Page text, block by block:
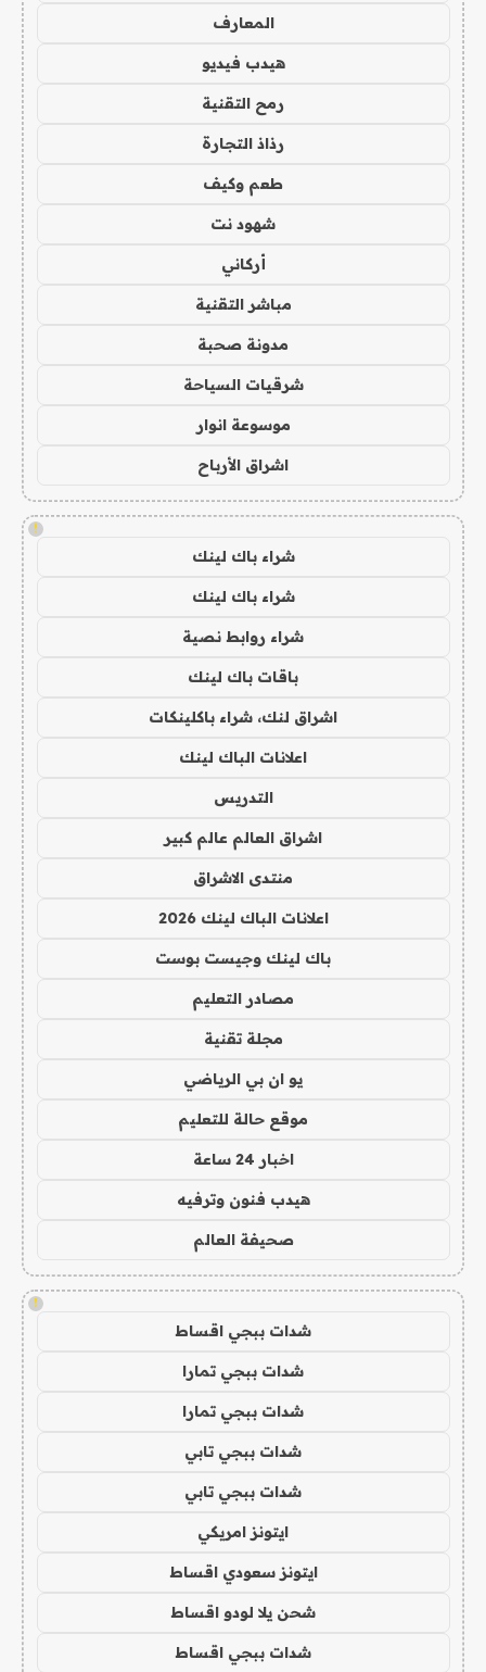
المعارف
هيدب فيديو
رمح التقنية
رذاذ التجارة
طعم وكيف
شهود نت
أركاني
مباشر التقنية
مدونة صحبة
شرقيات السياحة
موسوعة انوار
اشراق الأرباح
!
شراء باك لينك
شراء باك لينك
شراء روابط نصية
باقات باك لينك
اشراق لنك، شراء باكلينكات
اعلانات الباك لينك
التدريس
اشراق العالم عالم كبير
منتدى الاشراق
اعلانات الباك لينك 2026
باك لينك وجيست بوست
مصادر التعليم
مجلة تقنية
يو ان بي الرياضي
موقع حالة للتعليم
اخبار 24 ساعة
هيدب فنون وترفيه
صحيفة العالم
!
شدات ببجي اقساط
شدات ببجي تمارا
شدات ببجي تمارا
شدات ببجي تابي
شدات ببجي تابي
ايتونز امريكي
ايتونز سعودي اقساط
شحن يلا لودو اقساط
شدات ببجي اقساط